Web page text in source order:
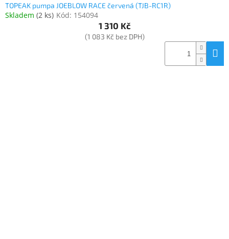
TOPEAK pumpa JOEBLOW RACE červená (TJB-RC1R)
Skladem (2 ks) Kód: 154094
1 310 Kč
(1 083 Kč bez DPH)